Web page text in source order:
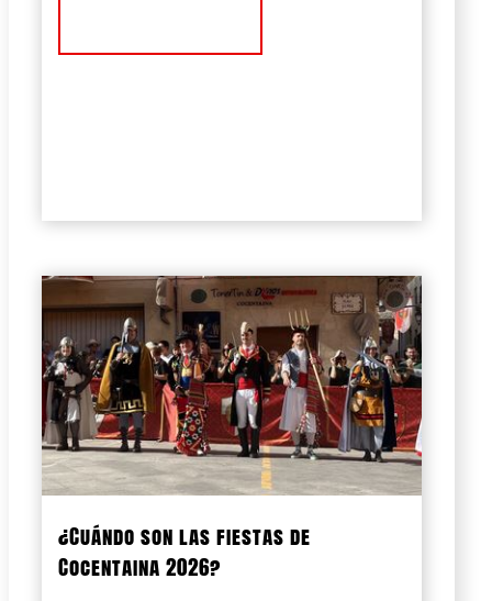
¿Cuándo son las fiestas de
Cocentaina 2026?